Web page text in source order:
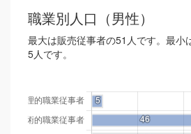
職業別人口（男性）
最大は販売従事者の51人です。最小
5人です。